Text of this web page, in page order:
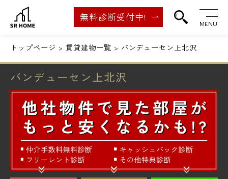
無料診断受付中!
MENU
トップページ 賃貸建物一覧 バンデューセン上北沢
バンデューセン上北沢